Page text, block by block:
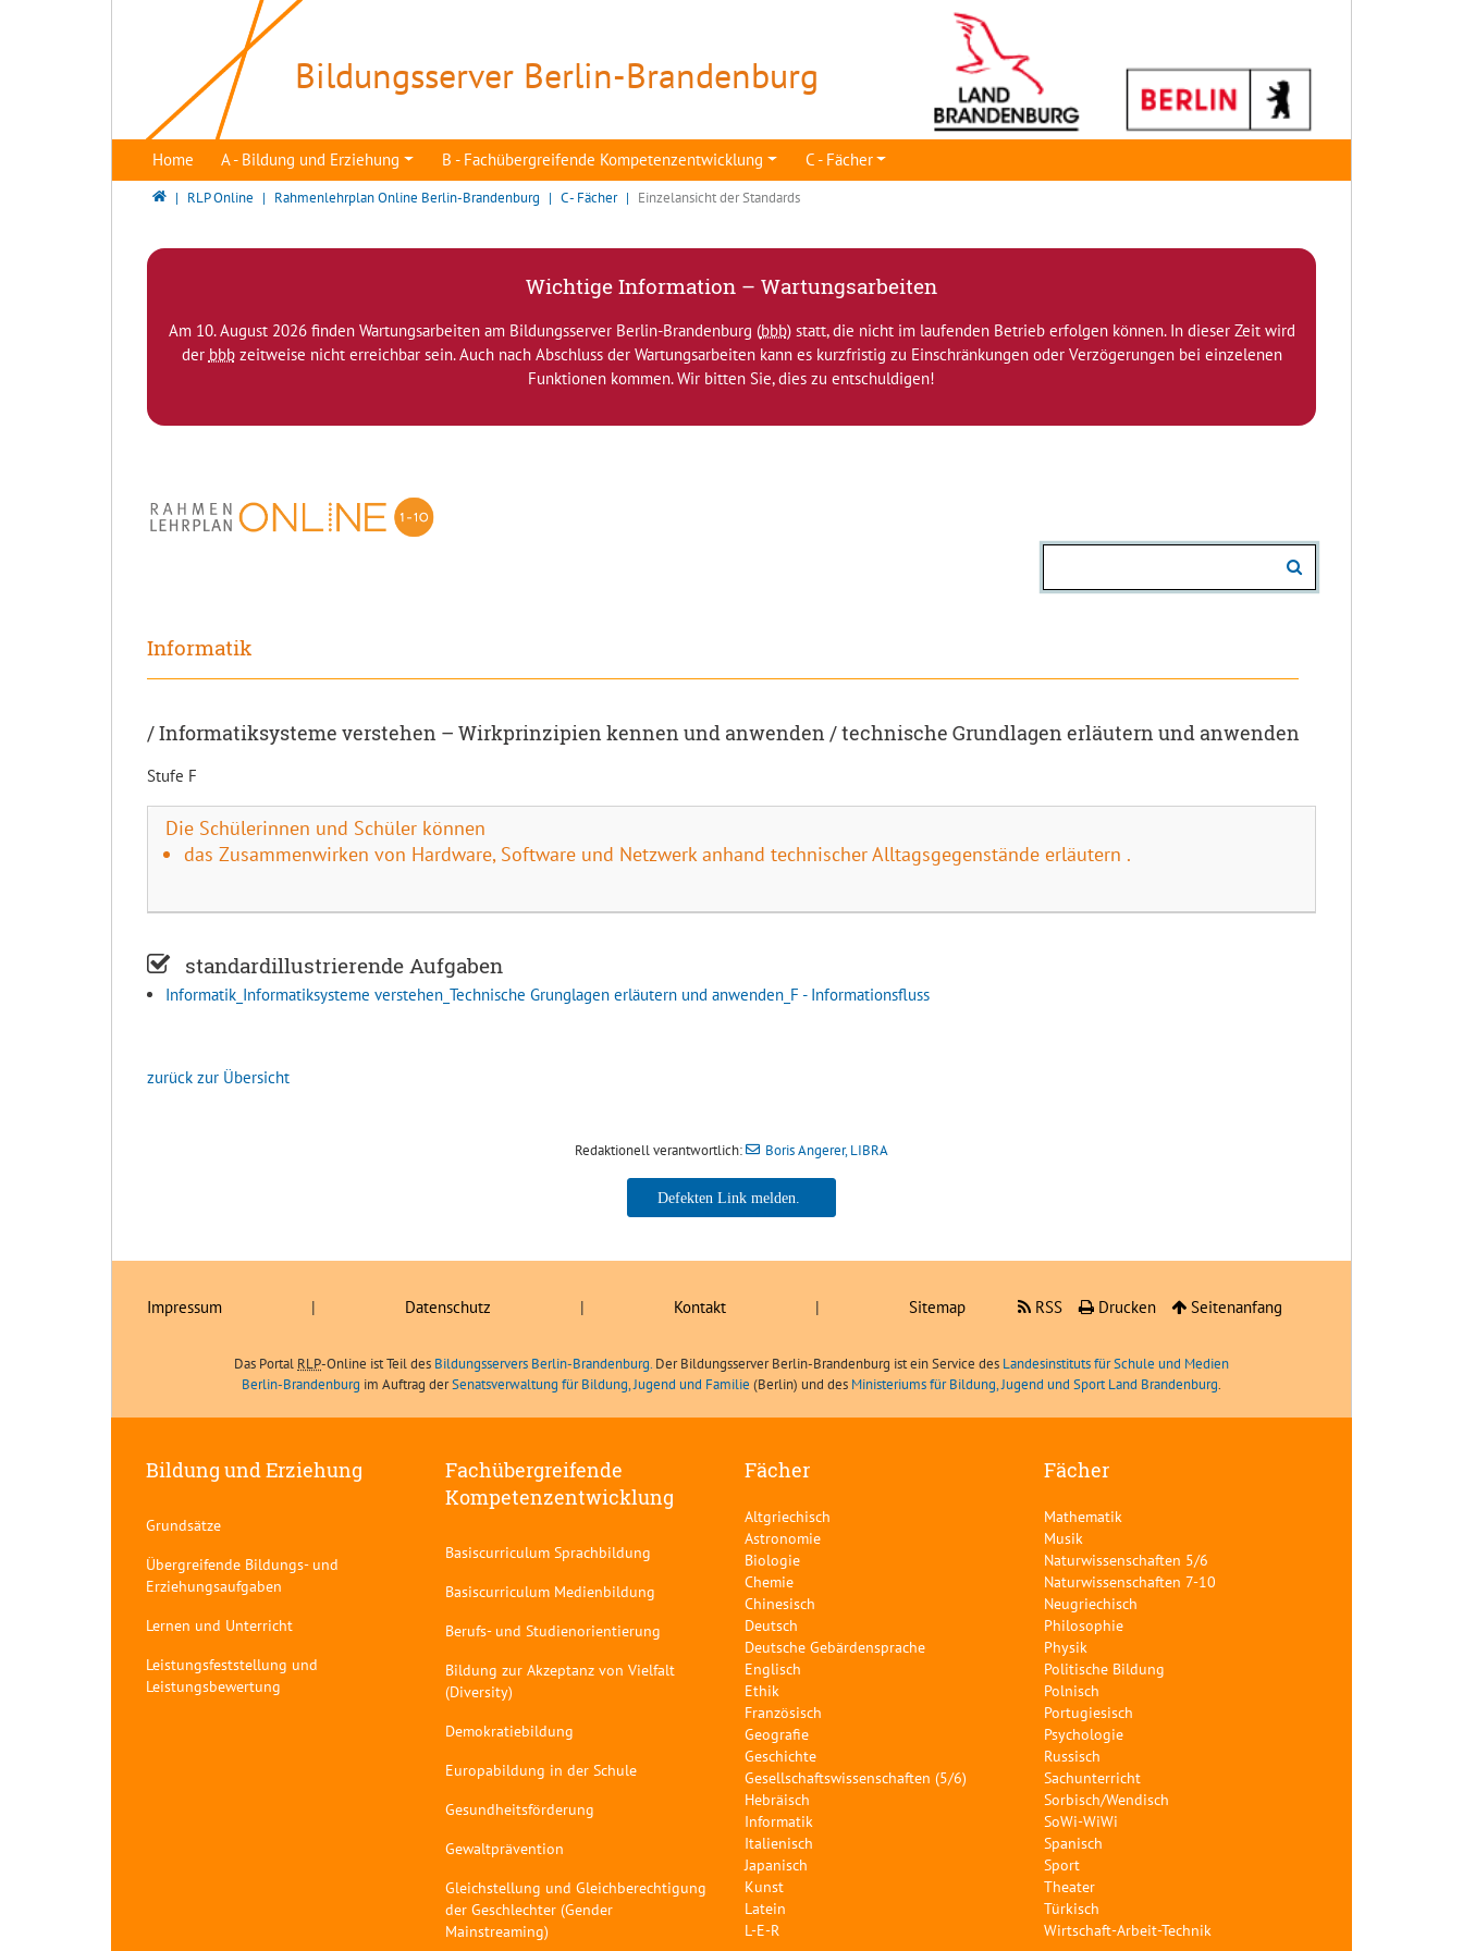
Bildungsserver Berlin-Brandenburg
Home A - Bildung und Erziehung B - Fachübergreifende Kompetenzentwicklung C - Fächer
Bildungsserver Berlin - Brandenburg
RLP Online Rahmenlehrplan Online Berlin-Brandenburg C - Fächer Einzelansicht der Standards
Wichtige Information – Wartungsarbeiten
Am 10. August 2026 finden Wartungsarbeiten am Bildungsserver Berlin-Brandenburg (bbb) statt, die nicht im laufenden Betrieb erfolgen können. In dieser Zeit wird
der bbbzeitweise nicht erreichbar sein. Auch nach Abschluss der Wartungsarbeiten kann es kurzfristig zu Einschränkungen oder Verzögerungen bei einzelenen
Funktionen kommen. Wir bitten Sie, dies zu entschuldigen!
Informatik
/ Informatiksysteme verstehen – Wirkprinzipien kennen und anwenden / technische Grundlagen erläutern und anwenden
Stufe F
Die Schülerinnen und Schüler können
das Zusammenwirken von Hardware, Software und Netzwerk anhand technischer Alltagsgegenstände erläutern .
standardillustrierende Aufgaben
Informatik_Informatiksysteme verstehen_Technische Grunglagen erläutern und anwenden_F - Informationsfluss
zurück zur Übersicht
Redaktionell verantwortlich: Boris Angerer, LIBRA
Boris Angerer, LIBRA
Impressum | Datenschutz | Kontakt | Sitemap RSS Drucken Seitenanfang
Das Portal RLP-Online ist Teil des Bildungsservers Berlin-Brandenburg. Der Bildungsserver Berlin-Brandenburg ist ein Service des Landesinstituts für Schule und Medien
Berlin-Brandenburg im Auftrag derSenatsverwaltung für Bildung, Jugend und Familie (Berlin) und des Ministeriums für Bildung, Jugend und Sport Land Brandenburg.
Bildung und Erziehung
Grundsätze
Übergreifende Bildungs- und
Erziehungsaufgaben
Lernen und Unterricht
Leistungsfeststellung und
Leistungsbewertung
Fachübergreifende
Kompetenzentwicklung
Basiscurriculum Sprachbildung
Basiscurriculum Medienbildung
Berufs- und Studienorientierung
Bildung zur Akzeptanz von Vielfalt
(Diversity)
Demokratiebildung
Europabildung in der Schule
Gesundheitsförderung
Gewaltprävention
Gleichstellung und Gleichberechtigung
der Geschlechter (Gender
Mainstreaming)
Fächer
Altgriechisch
Astronomie
Biologie
Chemie
Chinesisch
Deutsch
Deutsche Gebärdensprache
Englisch
Ethik
Französisch
Geografie
Geschichte
Gesellschaftswissenschaften (5/6)
Hebräisch
Informatik
Italienisch
Japanisch
Kunst
Latein
L-E-R
Fächer
Mathematik
Musik
Naturwissenschaften 5/6
Naturwissenschaften 7-10
Neugriechisch
Philosophie
Physik
Politische Bildung
Polnisch
Portugiesisch
Psychologie
Russisch
Sachunterricht
Sorbisch/Wendisch
SoWi-WiWi
Spanisch
Sport
Theater
Türkisch
Wirtschaft-Arbeit-Technik